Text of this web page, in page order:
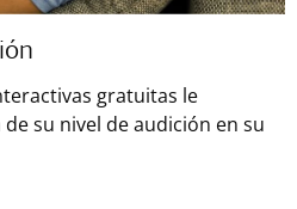
gratuitas le
su nivel de audición en su